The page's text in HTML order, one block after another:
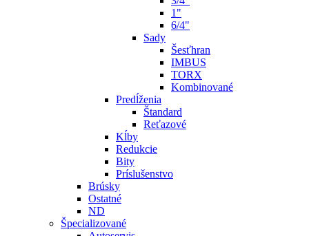
1"
6/4"
Sady
Šesťhran
IMBUS
TORX
Kombinované
Predĺženia
Štandard
Reťazové
Kĺby
Redukcie
Bity
Príslušenstvo
Brúsky
Ostatné
ND
Špecializované